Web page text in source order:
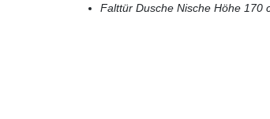
Falttür Dusche Nische Höhe 170